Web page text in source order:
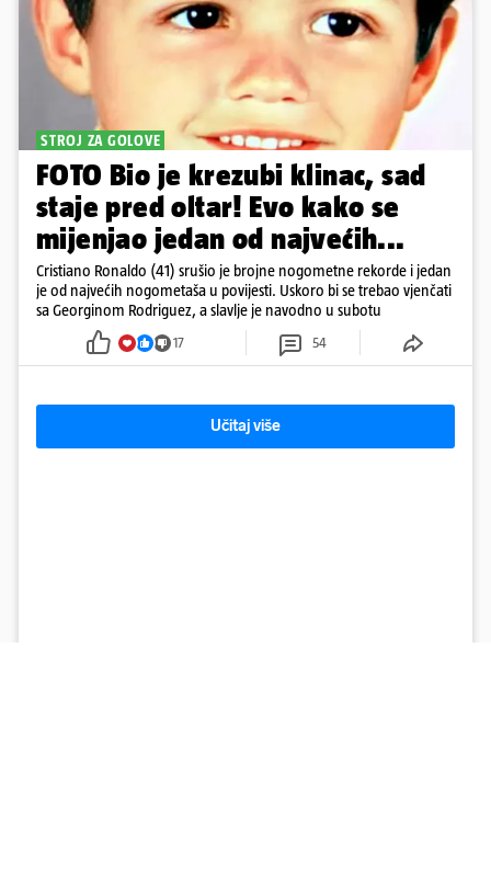
STROJ ZA GOLOVE
FOTO Bio je krezubi klinac, sad
staje pred oltar! Evo kako se
mijenjao jedan od najvećih...
Cristiano Ronaldo (41) srušio je brojne nogometne rekorde i jedan
je od najvećih nogometaša u povijesti. Uskoro bi se trebao vjenčati
sa Georginom Rodriguez, a slavlje je navodno u subotu
17 54
Učitaj više